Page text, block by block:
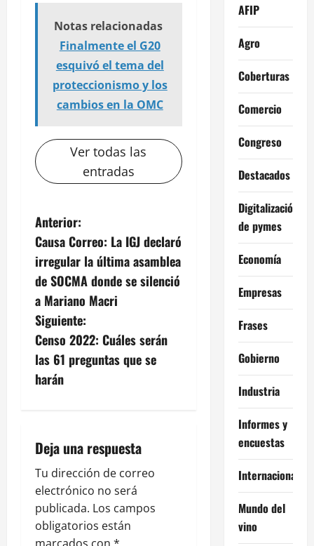
Notas relacionadas
Finalmente el G20
esquivó el tema del
proteccionismo y los
cambios en la OMC
Ver todas las
entradas
N
a
v
e
g
a
ó
n
d
Anterior:
Causa Correo: La IGJ declaró
irregular la última asamblea
de SOCMA donde se silenció
a Mariano Macri
Siguiente:
Censo 2022: Cuáles serán
las 61 preguntas que se
harán
Deja una respuesta
Tu dirección de correo
electrónico no será
publicada. Los campos
obligatorios están
AFIP
Agro
Coberturas
Comercio
Congreso
Destacados
Digitalización
de pymes
Economía
Empresas
Frases
Gobierno
Industria
Informes y
encuestas
Internacional
Mundo del
vino